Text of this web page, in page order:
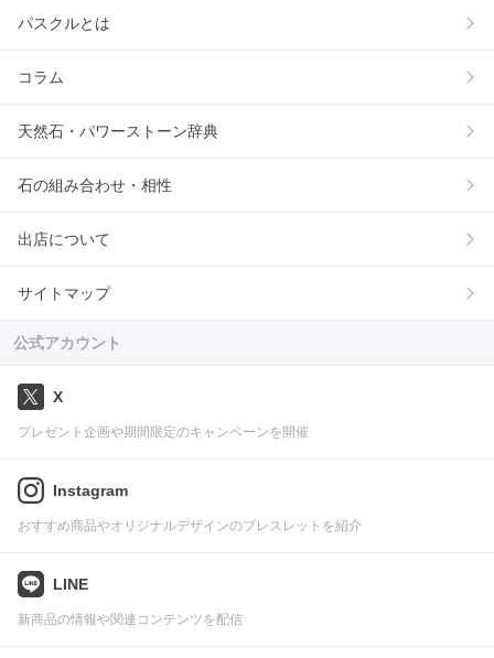
パスクルとは
コラム
天然石・パワーストーン辞典
石の組み合わせ・相性
出店について
サイトマップ
公式アカウント
X
プレゼント企画や期間限定のキャンペーンを開催
Instagram
おすすめ商品やオリジナルデザインのブレスレットを紹介
LINE
新商品の情報や関連コンテンツを配信